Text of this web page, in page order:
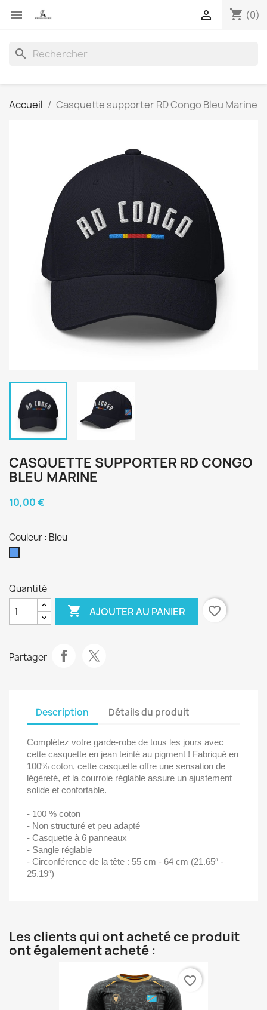
 shopping_cart (0)

search
Accueil Casquette supporter RD Congo Bleu Marine
CASQUETTE SUPPORTER RD CONGO
BLEU MARINE
10,00 €
Couleur : Bleu
Quantité
 AJOUTER AU PANIER favorite_border
Partager
Description Détails du produit
Complétez votre garde-robe de tous les jours avec
cette casquette en jean teinté au pigment ! Fabriqué en
100% coton, cette casquette offre une sensation de
légèreté, et la courroie réglable assure un ajustement
solide et confortable.
- 100 % coton
- Non structuré et peu adapté
- Casquette à 6 panneaux
- Sangle réglable
- Circonférence de la tête : 55 cm - 64 cm (21.65″ -
25.19″)
Les clients qui ont acheté ce produit
ont également acheté :
favorite_border